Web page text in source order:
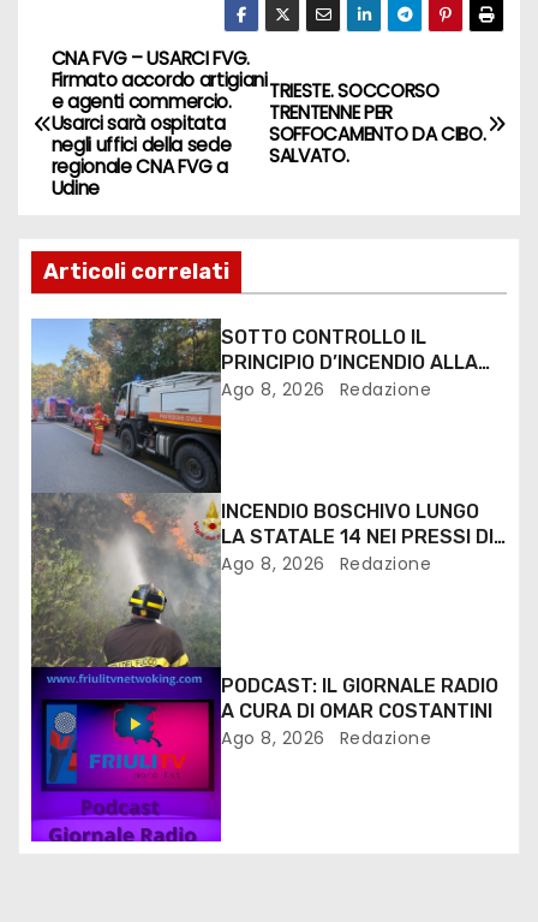
TRIESTE. SOCCORSO
TRENTENNE PER
SOFFOCAMENTO DA CIBO.
SALVATO.
CNA FVG – USARCI FVG.
Firmato accordo artigiani
e agenti commercio.
Usarci sarà ospitata
negli uffici della sede
regionale CNA FVG a
Udine
Articoli correlati
SOTTO CONTROLLO IL
PRINCIPIO D’INCENDIO ALLA
PINETA DI LIGNANO
Ago 8, 2026 Redazione
INCENDIO BOSCHIVO LUNGO
LA STATALE 14 NEI PRESSI DI
MONFALCONE
Ago 8, 2026 Redazione
PODCAST: IL GIORNALE RADIO
A CURA DI OMAR COSTANTINI
Ago 8, 2026 Redazione